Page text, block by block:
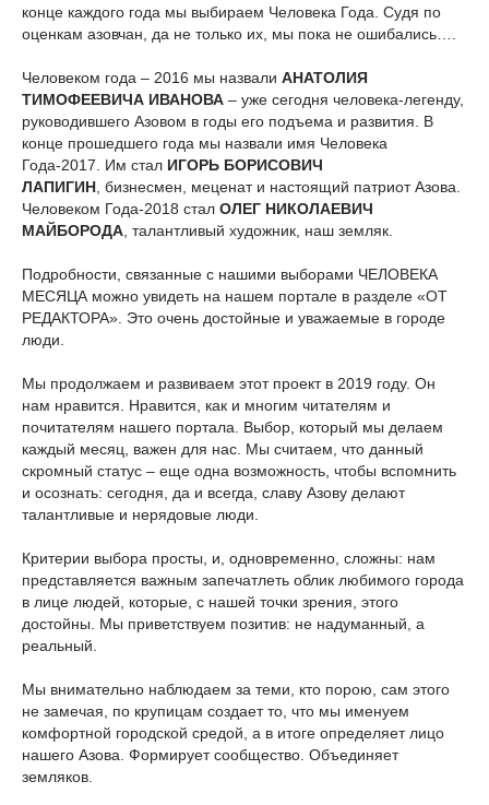
конце каждого года мы выбираем Человека Года. Судя по
оценкам азовчан, да не только их, мы пока не ошибались….
Человеком года – 2016 мы назвали АНАТОЛИЯ
ТИМОФЕЕВИЧА ИВАНОВА – уже сегодня человека-легенду,
руководившего Азовом в годы его подъема и развития. В
конце прошедшего года мы назвали имя Человека
Года-2017. Им стал ИГОРЬ БОРИСОВИЧ
ЛАПИГИН , бизнесмен, меценат и настоящий патриот Азова.
Человеком Года-2018 стал ОЛЕГ НИКОЛАЕВИЧ
МАЙБОРОДА , талантливый художник, наш земляк.
Подробности, связанные с нашими выборами ЧЕЛОВЕКА
МЕСЯЦА можно увидеть на нашем портале в разделе «ОТ
РЕДАКТОРА». Это очень достойные и уважаемые в городе
люди.
Мы продолжаем и развиваем этот проект в 2019 году. Он
нам нравится. Нравится, как и многим читателям и
почитателям нашего портала. Выбор, который мы делаем
каждый месяц, важен для нас. Мы считаем, что данный
скромный статус – еще одна возможность, чтобы вспомнить
и осознать: сегодня, да и всегда, славу Азову делают
талантливые и нерядовые люди.
Критерии выбора просты, и, одновременно, сложны: нам
представляется важным запечатлеть облик любимого города
в лице людей, которые, с нашей точки зрения, этого
достойны. Мы приветствуем позитив: не надуманный, а
реальный.
Мы внимательно наблюдаем за теми, кто порою, сам этого
не замечая, по крупицам создает то, что мы именуем
комфортной городской средой, а в итоге определяет лицо
нашего Азова. Формирует сообщество. Объединяет
земляков.